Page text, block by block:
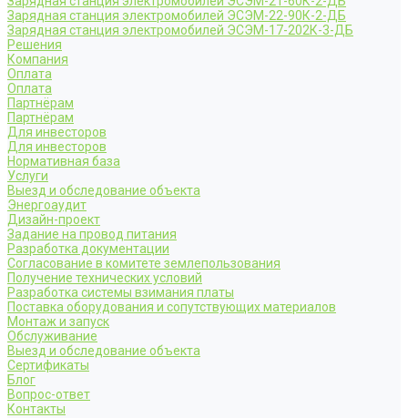
Зарядная станция электромобилей ЭСЭМ-22-90К-2-ДБ
Зарядная станция электромобилей ЭСЭМ-17-202К-3-ДБ
Решения
Компания
Оплата
Оплата
Партнёрам
Партнёрам
Для инвесторов
Для инвесторов
Нормативная база
Услуги
Выезд и обследование объекта
Энергоаудит
Дизайн-проект
Задание на провод питания
Разработка документации
Согласование в комитете землепользования
Получение технических условий
Разработка системы взимания платы
Поставка оборудования и сопутствующих материалов
Монтаж и запуск
Обслуживание
Выезд и обследование объекта
Сертификаты
Блог
Вопрос-ответ
Контакты